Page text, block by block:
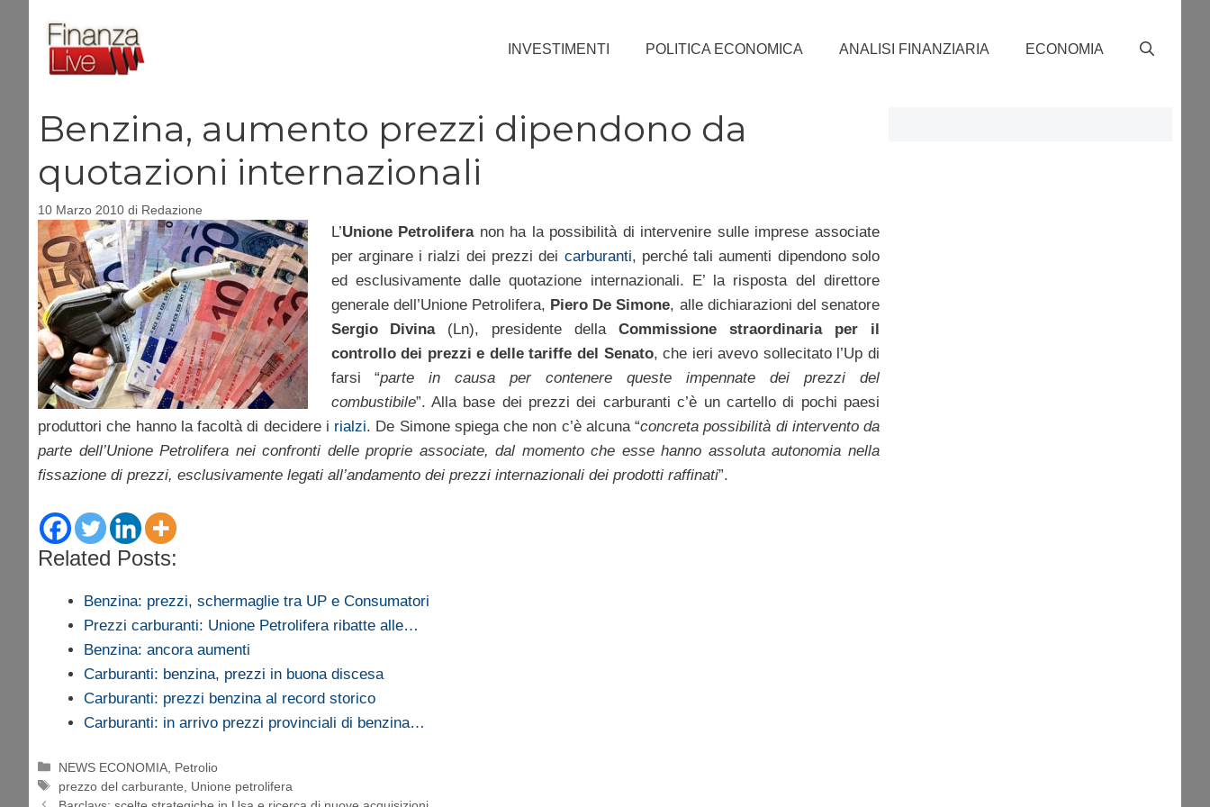
contenuto
INVESTIMENTI POLITICA ECONOMICA ANALISI FINANZIARIA ECONOMIA
Benzina, aumento prezzi dipendono da
quotazioni internazionali
10 Marzo 2010 di Redazione
L’Unione Petroliferanon ha la possibilità di intervenire sulle imprese associate
per arginare i rialzi dei prezzi dei carburanti, perché tali aumenti dipendono solo
ed esclusivamente dalle quotazione internazionali. E’ la risposta del direttore
generale dell’Unione Petrolifera, Piero De Simone, alle dichiarazioni del senatore
Sergio Divina(Ln), presidente dellaCommissione straordinaria per il
controllo dei prezzi e delle tariffe del Senato, che ieri avevo sollecitato l’Up di
farsi “parte in causa per contenere queste impennate dei prezzi del
combustibile”. Alla base dei prezzi dei carburanti c’è un cartello di pochi paesi
produttori che hanno la facoltà di decidere i rialzi. De Simone spiega che non c’è alcuna “concreta possibilità di intervento da
parte dell’Unione Petrolifera nei confronti delle proprie associate, dal momento che esse hanno assoluta autonomia nella
fissazione di prezzi, esclusivamente legati all’andamento dei prezzi internazionali dei prodotti raffinati”.
Related Posts:
Benzina: prezzi, schermaglie tra UP e Consumatori
Prezzi carburanti: Unione Petrolifera ribatte alle…
Benzina: ancora aumenti
Carburanti: benzina, prezzi in buona discesa
Carburanti: prezzi benzina al record storico
Carburanti: in arrivo prezzi provinciali di benzina…
Categorie
NEWS ECONOMIA Petrolio
Tag
prezzo del carburante
Unione petrolifera